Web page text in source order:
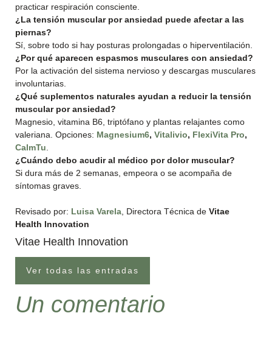
practicar respiración consciente.
¿La tensión muscular por ansiedad puede afectar a las
piernas?
Sí, sobre todo si hay posturas prolongadas o hiperventilación.
¿Por qué aparecen espasmos musculares con ansiedad?
Por la activación del sistema nervioso y descargas musculares
involuntarias.
¿Qué suplementos naturales ayudan a reducir la tensión
muscular por ansiedad?
Magnesio, vitamina B6, triptófano y plantas relajantes como
valeriana. Opciones: Magnesium6, Vitalivio, FlexiVita Pro,
CalmTu
¿Cuándo debo acudir al médico por dolor muscular?
Si dura más de 2 semanas, empeora o se acompaña de
síntomas graves.
Revisado por: Luisa Varela , Directora Técnica de Vitae
Health Innovation
Vitae Health Innovation
Ver todas las entradas
Un comentario